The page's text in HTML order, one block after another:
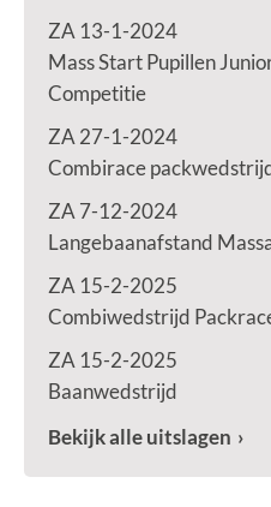
ZA 13-1-2024
Mass Start Pupillen
Competitie
ZA 27-1-2024
Combirace
ZA 7-12-2024
Langebaanafstand
ZA 15-2-2025
Combiwedstrijd
ZA 15-2-2025
Baanwedstrijd
Bekijk alle uitslagen